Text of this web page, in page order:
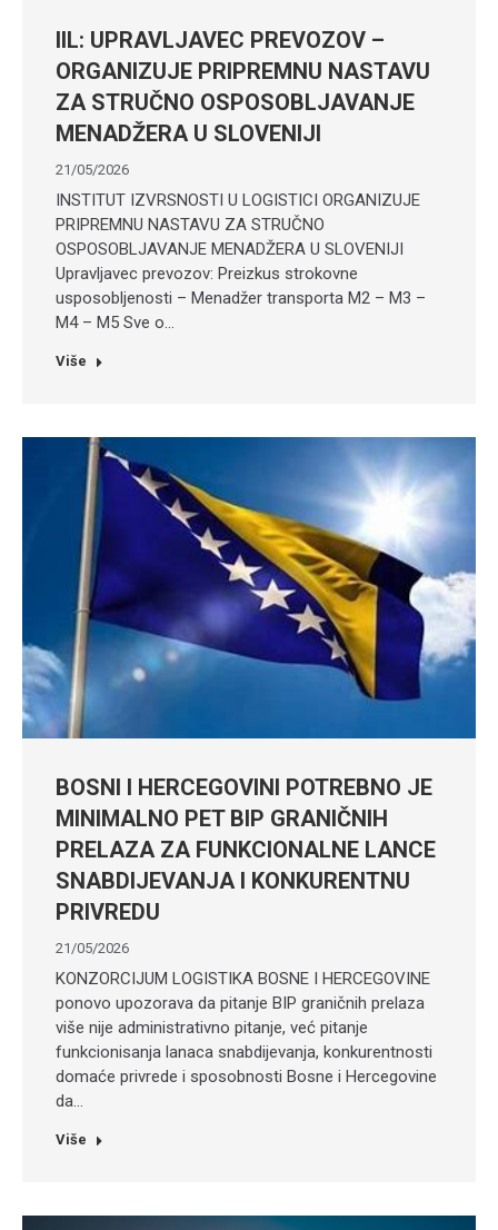
IIL: UPRAVLJAVEC PREVOZOV –
ORGANIZUJE PRIPREMNU NASTAVU
ZA STRUČNO OSPOSOBLJAVANJE
MENADŽERA U SLOVENIJI
21/05/2026
INSTITUT IZVRSNOSTI U LOGISTICI ORGANIZUJE
PRIPREMNU NASTAVU ZA STRUČNO
OSPOSOBLJAVANJE MENADŽERA U SLOVENIJI
Upravljavec prevozov: Preizkus strokovne
usposobljenosti – Menadžer transporta M2 – M3 –
M4 – M5 Sve o…
Više
BOSNI I HERCEGOVINI POTREBNO JE
MINIMALNO PET BIP GRANIČNIH
PRELAZA ZA FUNKCIONALNE LANCE
SNABDIJEVANJA I KONKURENTNU
PRIVREDU
21/05/2026
KONZORCIJUM LOGISTIKA BOSNE I HERCEGOVINE
ponovo upozorava da pitanje BIP graničnih prelaza
više nije administrativno pitanje, već pitanje
funkcionisanja lanaca snabdijevanja, konkurentnosti
domaće privrede i sposobnosti Bosne i Hercegovine
da…
Više